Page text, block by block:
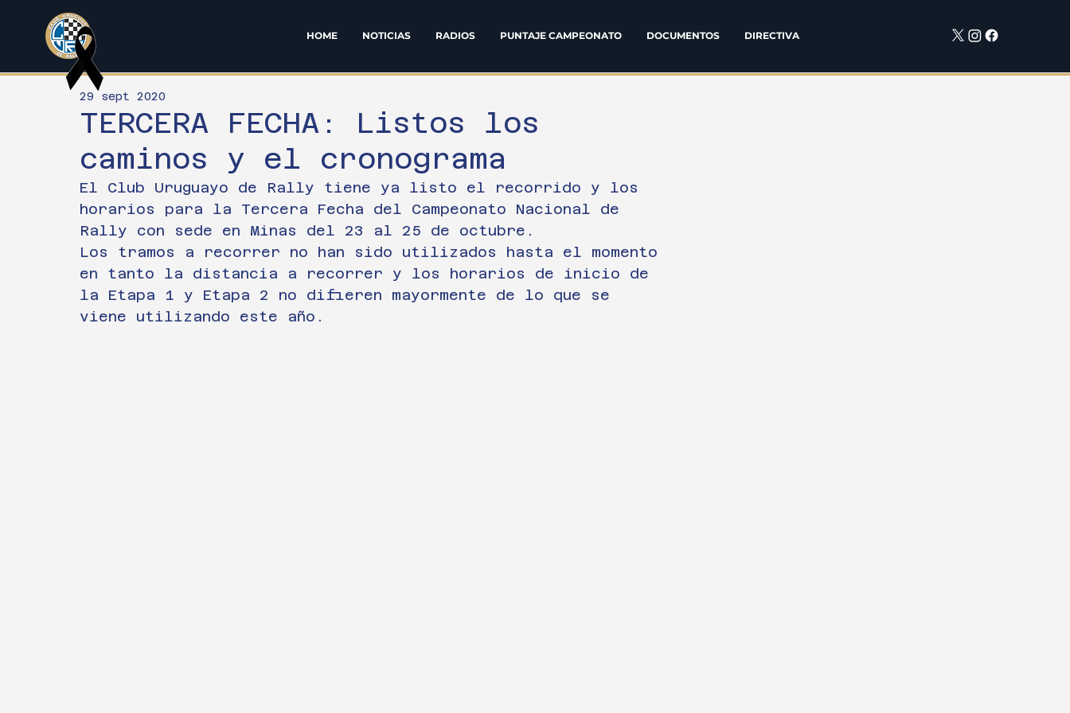
HOME NOTICIAS RADIOS PUNTAJE CAMPEONATO DOCUMENTOS DIRECTIVA
TERCERA FECHA: Listos los
caminos y el cronograma
29 sept 2020
El Club Uruguayo de Rally tiene ya listo el recorrido y los
horarios para la Tercera Fecha del Campeonato Nacional de
Rally con sede en Minas del 23 al 25 de octubre.
Los tramos a recorrer no han sido utilizados hasta el momento
en tanto la distancia a recorrer y los horarios de inicio de
la Etapa 1 y Etapa 2 no difieren mayormente de lo que se
viene utilizando este año.